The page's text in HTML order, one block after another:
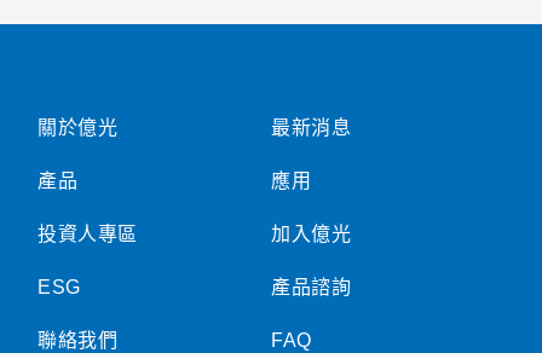
關於億光
產品
投資人專區
ESG
聯絡我們
最新消息
應用
加入億光
產品諮詢
FAQ